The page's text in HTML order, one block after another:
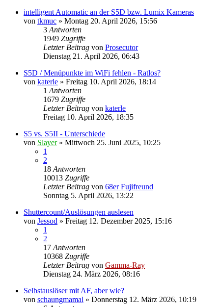
intelligent Automatic an der S5D bzw. Lumix Kameras
von tkmuc » Montag 20. April 2026, 15:56
3 Antworten
1949 Zugriffe
Letzter Beitrag von Prosecutor
Dienstag 21. April 2026, 06:43
S5D / Menüpunkte im WiFi fehlen - Ratlos?
von katerle » Freitag 10. April 2026, 18:14
1 Antworten
1679 Zugriffe
Letzter Beitrag von katerle
Freitag 10. April 2026, 18:35
S5 vs. S5II - Unterschiede
von Slayer» Mittwoch 25. Juni 2025, 10:25
1
2
18 Antworten
10013 Zugriffe
Letzter Beitrag von 68er Fujifreund
Sonntag 5. April 2026, 13:22
Shuttercount/Auslösungen auslesen
von Jessod » Freitag 12. Dezember 2025, 15:16
1
2
17 Antworten
10368 Zugriffe
Letzter Beitrag von Gamma-Ray
Dienstag 24. März 2026, 08:16
Selbstauslöser mit AF, aber wie?
von schaungmamal » Donnerstag 12. März 2026, 10:19